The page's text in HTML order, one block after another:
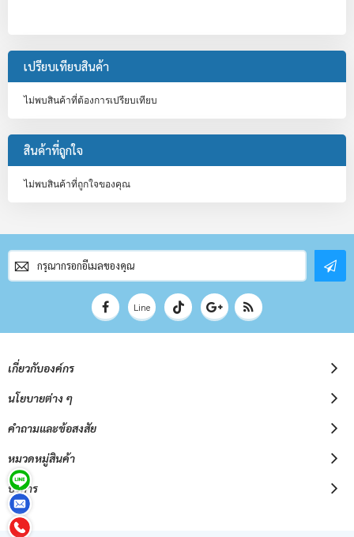
เปรียบเทียบสินค้า
ไม่พบสินค้าที่ต้องการเปรียบเทียบ
สินค้าที่ถูกใจ
ไม่พบสินค้าที่ถูกใจของคุณ
สมัคร
สมาชิก
จดหมาย
Line
เกี่ยวกับองค์กร
นโยบายต่าง ๆ
คำถามและข้อสงสัย
หมวดหมู่สินค้า
บริการ